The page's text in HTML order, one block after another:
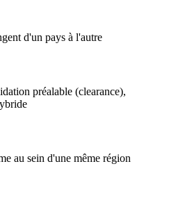
d'un pays à l'autre
préalable (clearance),
au sein d'une même région